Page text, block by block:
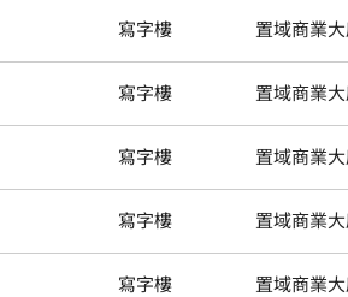
寫字樓 置域商業
寫字樓 置域商業
寫字樓 置域商業
寫字樓 置域商業
寫字樓 置域商業